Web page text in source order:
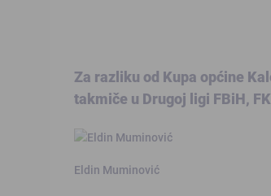
Za razliku od Kupa općine
takmiče u Drugoj ligi FBiH,
Eldin Muminović